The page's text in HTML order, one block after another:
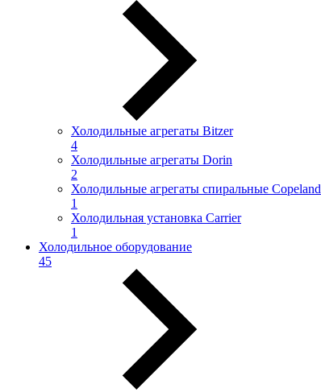
Холодильные агрегаты Bitzer
4
Холодильные агрегаты Dorin
2
Холодильные агрегаты спиральные Copeland
1
Холодильная установка Carrier
1
Холодильное оборудование
45